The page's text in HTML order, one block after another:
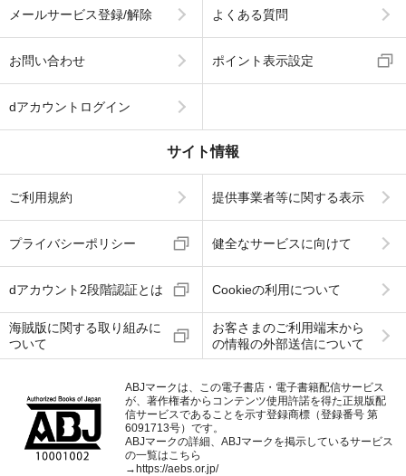
メールサービス登録/解除 よくある質問
お問い合わせ ポイント表示設定
dアカウントログイン
サイト情報
ご利用規約 提供事業者等に関する表示
プライバシーポリシー 健全なサービスに向けて
dアカウント2段階認証とは Cookieの利用について
海賊版に関する取り組みに
ついて
お客さまのご利用端末から
の情報の外部送信について
ABJマークは、この電子書店・電子書籍配信サービス
が、著作権者からコンテンツ使用許諾を得た正規版配
信サービスであることを示す登録商標（登録番号 第
6091713号）です。
ABJマークの詳細、ABJマークを掲示しているサービス
の一覧はこちら
→ https://aebs.or.jp/